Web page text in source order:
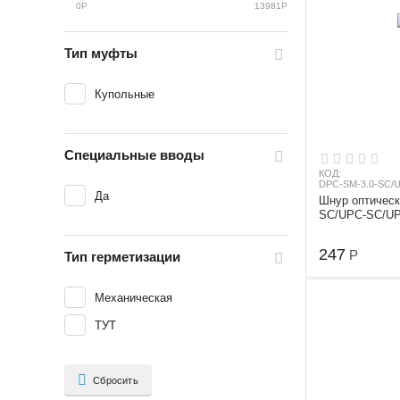
КОД:
DPC-SM-3.0-SC/
Шнур
SC/UPC-SC/
247 Р
0Р 13981 Р
Тип муфты
Купольные
Специальные вводы
Да
Тип герметизации
Механическая
ТУТ
Сбросить